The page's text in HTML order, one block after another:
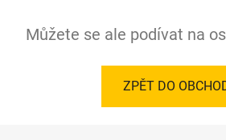
Můžete se ale podívat na
ZPĚT DO